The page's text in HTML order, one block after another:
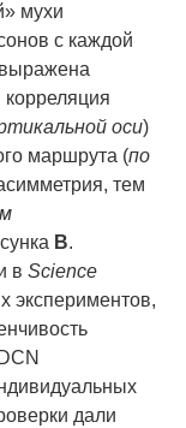
мухи
с каждой
оси)
маршрута (по
тем
B.
в Science
экспериментов,
дали